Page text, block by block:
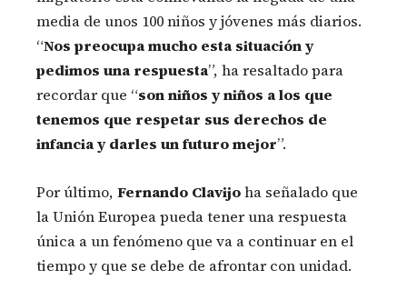
media de unos 100 niños y jóvenes más diarios.
“Nos preocupa mucho esta situación y
pedimos una respuesta”, ha resaltado para
recordar que “son niños y niños a los que
tenemos que respetar sus derechos de
infancia y darles un futuro mejor”.
Por último, Fernando Clavijoha señalado que
la Unión Europea pueda tener una respuesta
única a un fenómeno que va a continuar en el
tiempo y que se debe de afrontar con unidad.